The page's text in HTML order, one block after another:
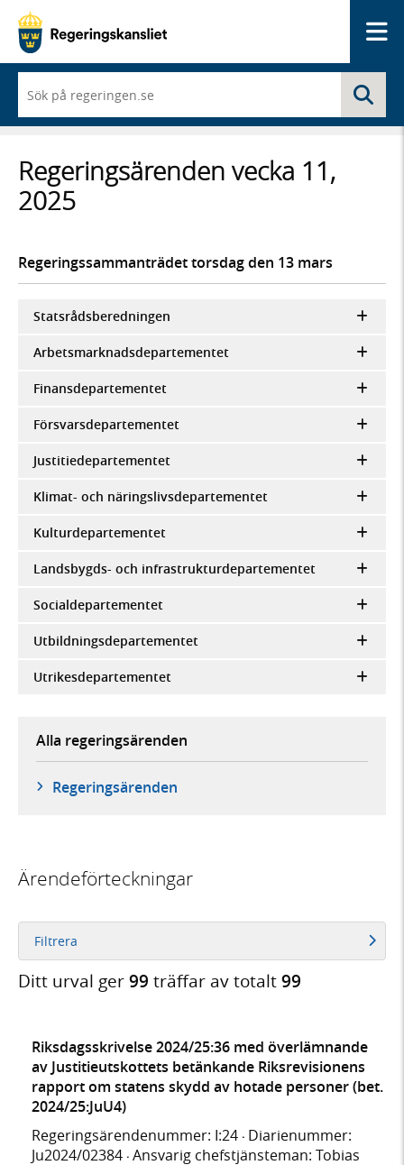
du
börjar
skriva
framträder
en
lista
Regeringsärenden vecka 11,
2025
Regeringssammanträdet torsdag den 13 mars
Statsrådsberedningen
Arbetsmarknadsdepartementet
Finansdepartementet
Försvarsdepartementet
Justitiedepartementet
Klimat- och näringslivsdepartementet
Kulturdepartementet
Landsbygds- och infrastrukturdepartementet
Socialdepartementet
Utbildningsdepartementet
Utrikesdepartementet
Alla regeringsärenden
Regeringsärenden
Ärendeförteckningar
Filtrera
Ditt urval ger99 träffar av totalt99
Riksdagsskrivelse 2024/25:36 med överlämnande
av Justitieutskottets betänkande Riksrevisionens
rapport om statens skydd av hotade personer (bet.
2024/25:JuU4)
Regeringsärendenummer: I:24 · Diarienummer:
Ju2024/02384 · Ansvarig chefstjänsteman: Tobias